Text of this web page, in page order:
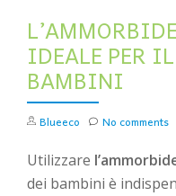
IDEALE PER
BAMBINI
Blueeco No comments
Utilizzare
dei bambini è